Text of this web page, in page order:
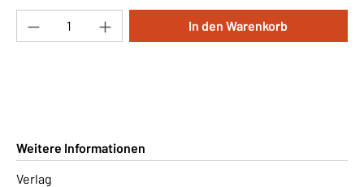
Produkt Anzahl: Gib den gewünschten
In den Warenkorb
Weitere Informationen
Verlag